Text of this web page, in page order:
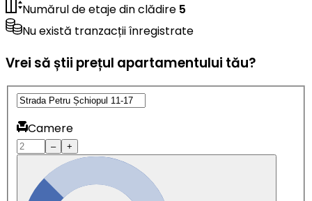
Numărul de etaje din clădire 5
Nu există tranzacții înregistrate
Vrei să știi prețul apartamentului tău?
Camere
– +